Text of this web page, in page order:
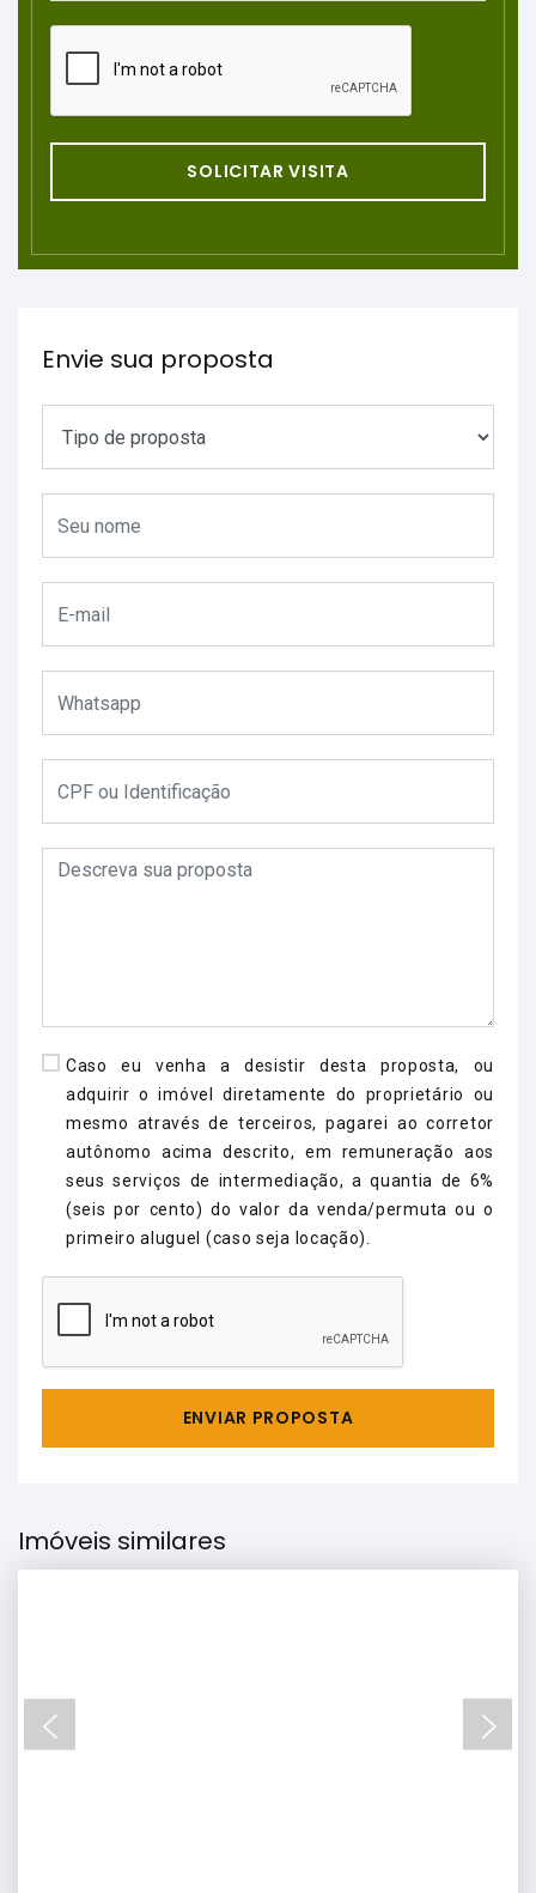
SOLICITAR VISITA
Envie sua proposta
Caso eu venha a desistir desta proposta, ou
adquirir o imóvel diretamente do proprietário ou
mesmo através de terceiros, pagarei ao corretor
autônomo acima descrito, em remuneração aos
seus serviços de intermediação, a quantia de 6%
(seis por cento) do valor da venda/permuta ou o
primeiro aluguel (caso seja locação).
ENVIAR PROPOSTA
Imóveis similares